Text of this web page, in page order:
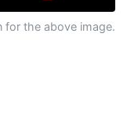
for the above image.